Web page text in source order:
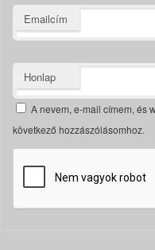
Emailcím
Honlap
A nevem, e-mail címem, és
következő hozzászólásomhoz.